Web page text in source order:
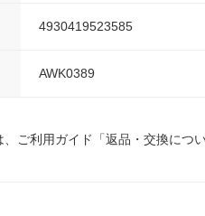
4930419523585
AWK0389
ご利用ガイド「返品・交換につ